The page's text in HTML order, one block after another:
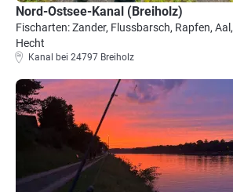
Nord-Ostsee-Kanal (Breiholz)
Fischarten: Zander, Flussbarsch, Rapfen, Aal,
Hecht
Kanal bei 24797 Breiholz